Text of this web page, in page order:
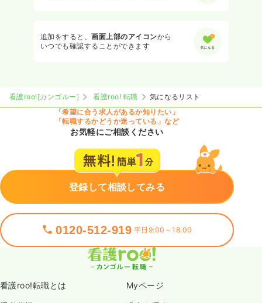
追加をすると、画面上部のアイコンから
いつでも確認することができます
看護roo![カンゴルー] 看護roo! 転職
気になるリスト
「希望に合う求人があるか知りたい」
「転職するかどうか迷っている」など
お気軽にご相談ください
登録して相談してみる
0120-512-919 平日9:00～18:00
看護roo!転職とは Myページ